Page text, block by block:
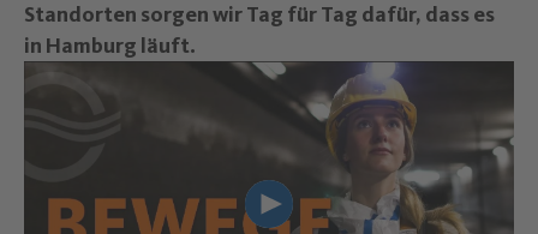
Standorten sorgen wir Tag für Tag dafür, dass es
in Hamburg läuft.
Lade Youtube Video